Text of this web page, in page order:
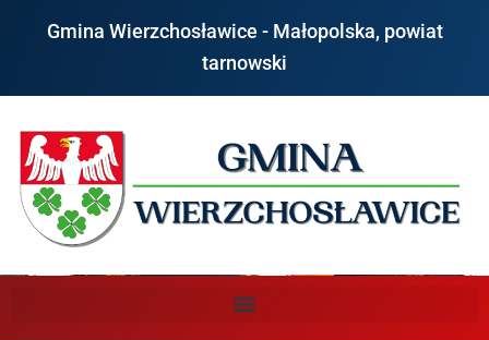
Gmina Wierzchosławice - Małopolska, powiat
tarnowski